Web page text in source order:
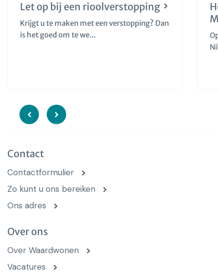
Let op bij een rioolverstopping
Krijgt u te maken met een verstopping? Dan
is het goed om te we...
Contact
Contactformulier
Zo kunt u ons bereiken
Ons adres
Over ons
Over Waardwonen
Vacatures